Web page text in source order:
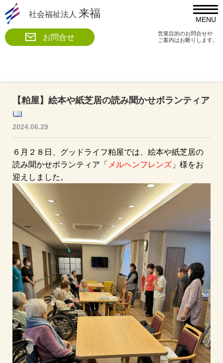
MENU
社会福祉法人 来福
お問合せ
営業目的のお問合せや
ご案内はお断りします。
【粕屋】絵本や紙芝居の読み聞かせボランティア
2024.06.29
６月２８日、グッドライフ粕屋では、絵本や紙芝居の
読み聞かせボランティア「メルヘンフレンズ 」様をお
迎えしました。